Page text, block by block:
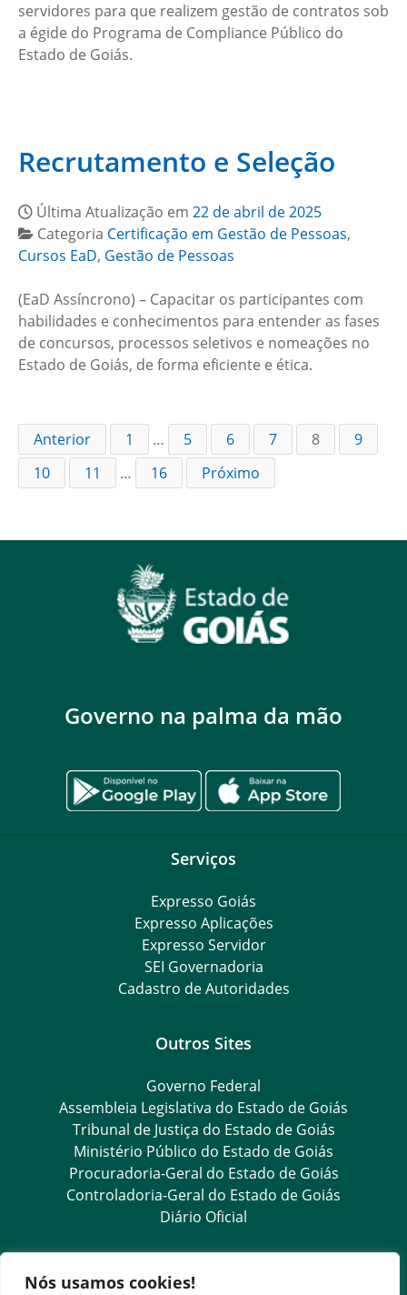
Nós usamos cookies!
servidores para que realizem gestão de contratos sob
a égide do Programa de Compliance Público do
Estado de Goiás.
Recrutamento e Seleção
Última Atualização em 22 de abril de 2025
Categoria Certificação em Gestão de Pessoas,
Cursos EaD, Gestão de Pessoas
(EaD Assíncrono) – Capacitar os participantes com
habilidades e conhecimentos para entender as fases
de concursos, processos seletivos e nomeações no
Estado de Goiás, de forma eficiente e ética.
Anterior 1 … 5 6 7 8
9
10
11 … 16 Próximo
Governo na palma da mão
Serviços
Expresso Goiás
Expresso Aplicações
Expresso Servidor
SEI Governadoria
Cadastro de Autoridades
Outros Sites
Governo Federal
Assembleia Legislativa do Estado de Goiás
Tribunal de Justiça do Estado de Goiás
Ministério Público do Estado de Goiás
Procuradoria-Geral do Estado de Goiás
Controladoria-Geral do Estado de Goiás
Diário Oficial
Transparência e Ouvidoria